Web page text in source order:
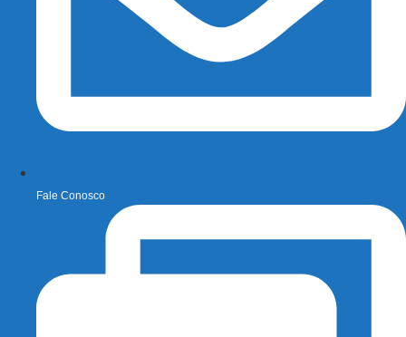
Fale Conosco